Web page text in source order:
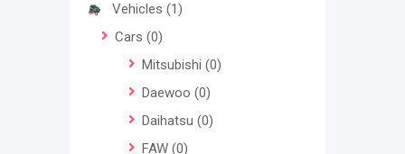
Vehicles (1)
Cars (0)
Mitsubishi (0)
Daewoo (0)
Daihatsu (0)
FAW (0)